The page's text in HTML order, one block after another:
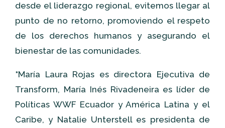
desde el liderazgo regional, evitemos llegar al
punto de no retorno, promoviendo el respeto
de los derechos humanos y asegurando el
bienestar de las comunidades.
*María Laura Rojas es directora Ejecutiva de
Transform, María Inés Rivadeneira es líder de
Políticas WWF Ecuador y América Latina y el
Caribe, y Natalie Unterstell es presidenta de